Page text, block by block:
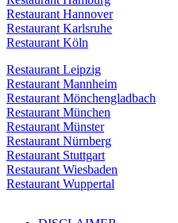
Restaurant Hannover
Restaurant Karlsruhe
Restaurant Köln
Restaurant Leipzig
Restaurant Mannheim
Restaurant Mönchengladbach
Restaurant München
Restaurant Münster
Restaurant Nürnberg
Restaurant Stuttgart
Restaurant Wiesbaden
Restaurant Wuppertal